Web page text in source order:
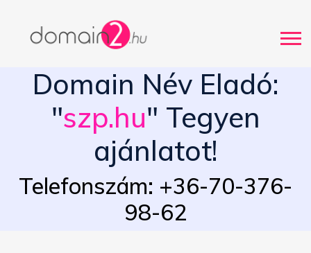
Domain Név Eladó:
"szp.hu" Tegyen
ajánlatot!
Telefonszám: +36-70-376-
98-62